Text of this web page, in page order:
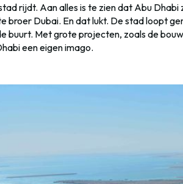
rijdt. Aan alles is te zien dat Abu
broer Dubai. En dat lukt. De stad loopt
buurt. Met grote projecten, zoals de
een eigen imago.